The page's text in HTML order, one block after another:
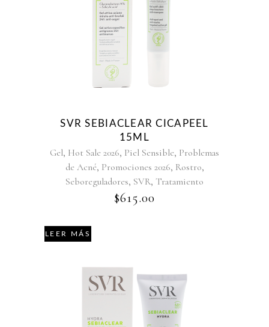
SVR SEBIACLEAR CICAPEEL
15ML
Gel, Hot Sale 2026, Piel Sensible, Problemas
de Acné, Promociones 2026, Rostro,
Seboreguladores, SVR, Tratamiento
$615.00
LEER MÁS